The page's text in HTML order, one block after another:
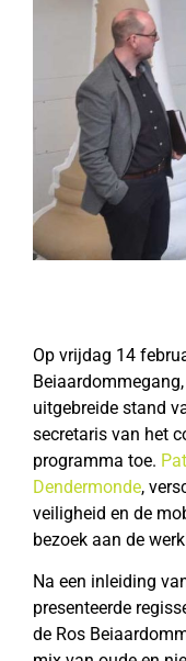
Op vrijdag 14
uitgebreide stand
secretaris van het
programma toe.
Dendermonde,
veiligheid en de
bezoek aan de
Na een inleiding
presenteerde
de Ros